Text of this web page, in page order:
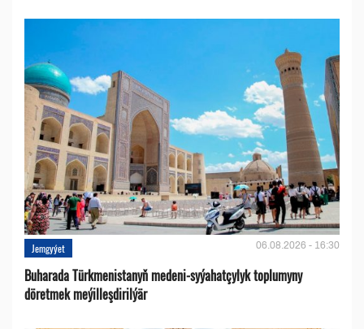
Jemgyýet 06.08.2026 - 16:30
Buharada Türkmenistanyň medeni-syýahatçylyk toplumyny
döretmek meýilleşdirilýär